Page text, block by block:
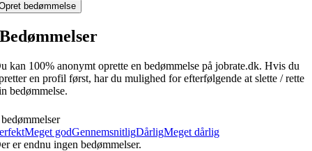
bedømmelse
Bedømmelser
kan 100% anonymt oprette en bedømmelse på jobrate.dk. Hvis du
en profil først, har du mulighed for efterfølgende at slette / rette
bedømmelse.
Meget godGennemsnitligDårligMeget dårlig
er endnu ingen bedømmelser.